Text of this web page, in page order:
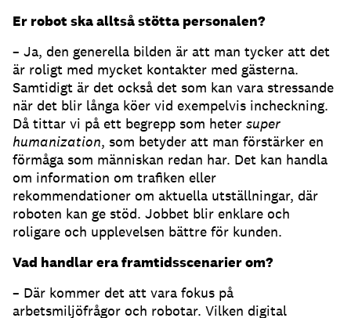
Er robot ska alltså stötta personalen?
– Ja, den generella bilden är att man tycker att det
är roligt med mycket kontakter med gästerna.
Samtidigt är det också det som kan vara stressande
när det blir långa köer vid exempelvis incheckning.
Då tittar vi på ett begrepp som heter super
humanization, som betyder att man förstärker en
förmåga som människan redan har. Det kan handla
om information om trafiken eller
rekommendationer om aktuella utställningar, där
roboten kan ge stöd. Jobbet blir enklare och
roligare och upplevelsen bättre för kunden.
Vad handlar era framtidsscenarier om?
– Där kommer det att vara fokus på
arbetsmiljöfrågor och robotar. Vilken digital